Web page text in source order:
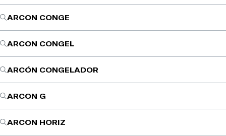
ARCON CONGE
ARCON CONGEL
ARCÓN CONGELADOR
ARCON G
ARCON HORIZ